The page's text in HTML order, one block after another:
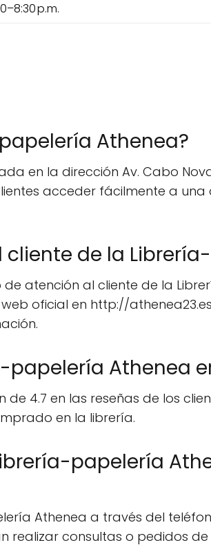
p.m.
Athenea?
en la dirección Av. Cabo
acceder fácilmente a
de la
atención al cliente de la
oficial en http://
Athenea
4.7 en las reseñas de los
en la librería.
papelería
Athenea a través del
realizar consultas o pedidos